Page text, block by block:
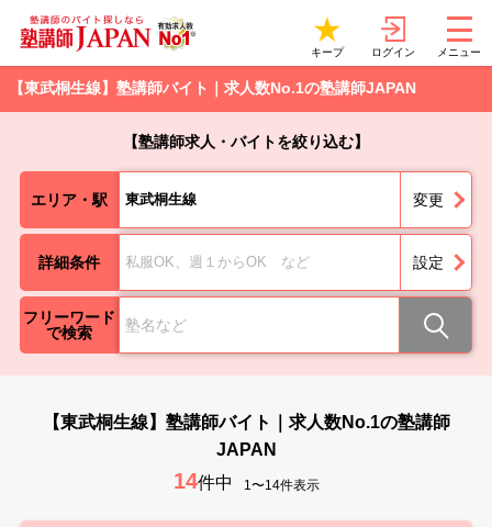
キープ ログイン メニュー
【東武桐生線】塾講師バイト｜求人数No.1の塾講師JAPAN
【塾講師求人・バイトを絞り込む】
エリア・駅 東武桐生線 変更
詳細条件 私服OK、週１からOK など 設定
フリーワード
で検索
【東武桐生線】塾講師バイト｜求人数No.1の塾講師
JAPAN
14件中 1〜14件表示